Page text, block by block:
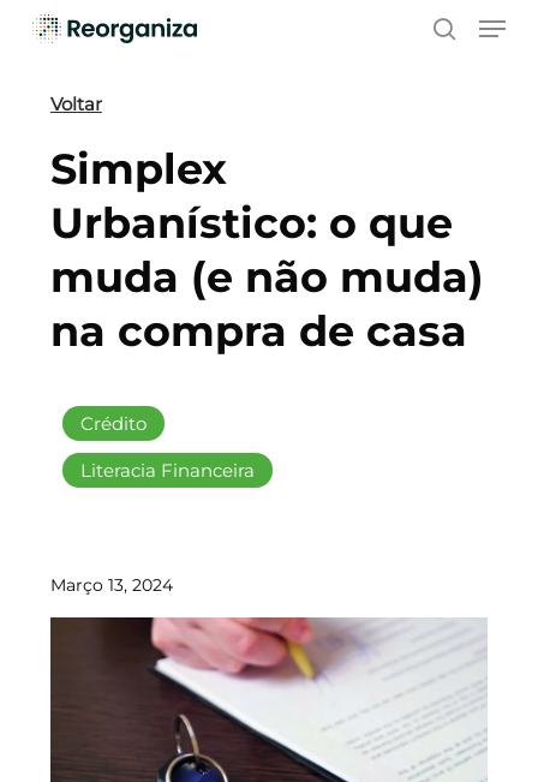
Skip
contentVoltar
Crédito
Literacia Financeira
Simplex
Urbanístico: o que
muda (e não muda)
na compra de casa
Março 13, 2024